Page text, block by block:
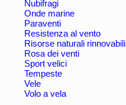
Nubifragi
Onde marine
Paraventi
Resistenza al vento
Risorse naturali rinnovabili
Rosa dei venti
Sport velici
Tempeste
Vele
Volo a vela